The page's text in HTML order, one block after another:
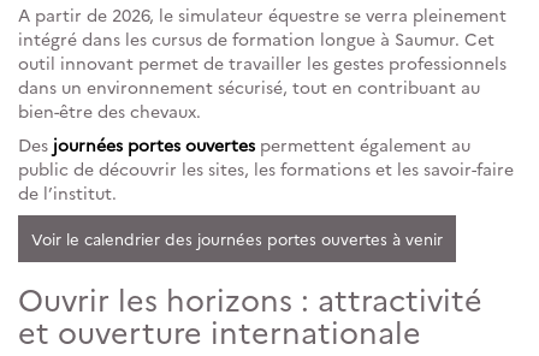
A partir de 2026, le simulateur équestre se verra pleinement
intégré dans les cursus de formation longue à Saumur. Cet
outil innovant permet de travailler les gestes professionnels
dans un environnement sécurisé, tout en contribuant au
bien-être des chevaux.
Des journées portes ouvertes permettent également au
public de découvrir les sites, les formations et les savoir-faire
de l’institut.
Voir le calendrier des journées portes ouvertes à venir
Ouvrir les horizons : attractivité
et ouverture internationale